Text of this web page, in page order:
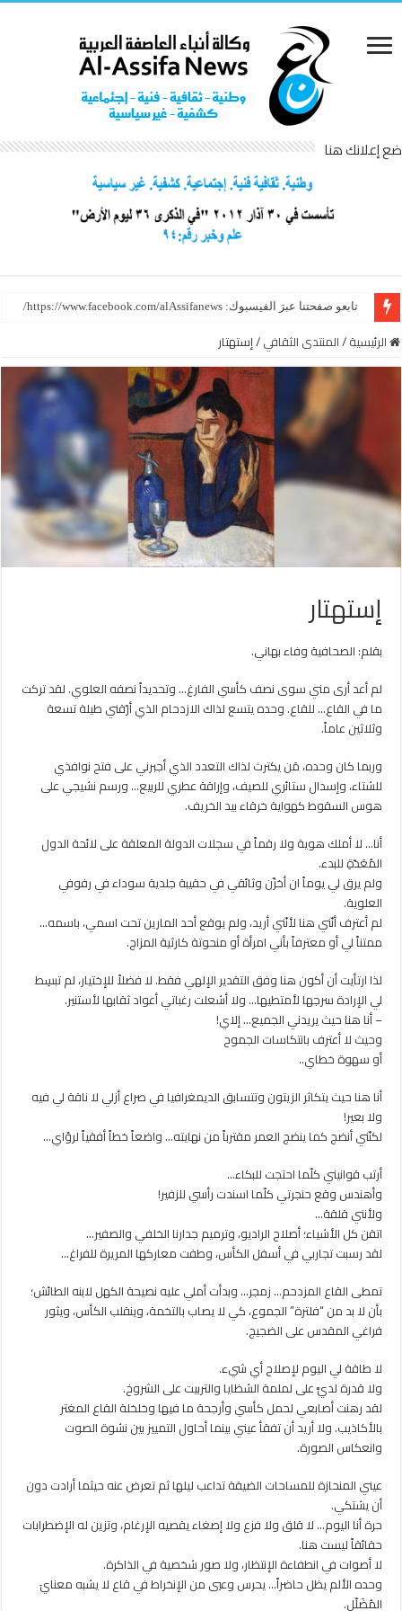
ضع إعلانك هنا
تابعو صفحتنا عبرَ الفيسبوك: https://www.facebook.com/alAssifanews/
الرئيسية/المنتدى الثقافي/إستهتار
إستهتار
بقلم: الصحافية وفاء بهاني.
لم أعد أرى مني سوى نصف كأسي الفارغ… وتحديداً نصفه العلوي. لقد تركت
ما في القاع… للقاع. وحده يتسع لذاك الازدحام الذي أرّقني طيلة تسعة
وثلاثين عاماً.
وربما كان وحده، مَن يكترث لذاك التعدد الذي أجبرني على فتح نوافذي
للشتاء، وإسدال ستائري للصيف، وإراقة عطري للربيع… ورسم نشيجي على
هوس السقوط كهواية خرقاء بيد الخريف.
أنا… لا أملك هوية ولا رقماً في سجلات الدولة المعلقة على لائحة الدول
المُعَدّةِ للبدء.
ولم يرق لي يوماً ان أخزّن وثائقي في حقيبة جلدية سوداء في رفوفي
العلوية.
لم أعترف أنّني هنا لأنّني أريد، ولم يوقع أحد المارين تحت اسمي، باسمه…
ممتناً لي أو معترفاً بأني امرأة أو منحوتة كارثية المزاج.
لذا ارتأيت أن أكون هنا وفق التقدير الإلهي فقط. لا فضلاً للإختيار، لم تبسِط
لي الإرادة سرجها لأمتطيها… ولا أشعلت رغباتي أعواد ثقابها لأستنير.
– أنا هنا حيث يريدني الجميع… إلاي!
وحيث لا أعترف بانتكاسات الجموح
أو سهوة خطاي..
أنا هنا حيث يتكاثر الزيتون وتتسابق الديمغرافيا في صراع أزلي لا ناقة لي فيه
ولا بعير!
لكنّني أنضج كما ينضج العمر مقترباً من نهايته… واضعاً خطاً أفقياً لرؤاي…
أرتب قوانيني كلّما احتجت للبكاء…
وأهندس وقع حنجرتي كلّما اسندت رأسي للزفير!
ولأنني قلقة…
اتقن كل الأشياء؛ أصلاح الراديو، وترميم جدارنا الخلفي والصفير…
لقد رسبت تجاربي في أسفل الكأس، وطفت معاركها المريرة للفراغ…
تمطى القاع المزدحم… زمجر… وبدأت أملي عليه نصيحة الكهل لابنه الطائش؛
بأن لا بد من “فلترة” الجموع، كي لا يصاب بالتخمة، وينقلب الكأس، ويثور
فراغي المقدس على الضجيج.
لا طاقة لي اليوم لإصلاح أي شيء.
ولا قدرة لديَّ على لملمة الشظايا والتربيت على الشروخ.
لقد رهنت أصابعي لحمل كأسي وأرجحة ما فيها وخلخلة القاع المغتر
بالأكاذيب. ولا أريد أن تفقأ عيني بينما أحاول التمييز بين نشوة الصوت
وانعكاس الصورة.
عيني المنحازة للمساحات الضيقة تداعب ليلها ثم تعرض عنه حيثما أرادت دون
أن يشتكي.
حرة أنا اليوم… لا قلق ولا فزع ولا إصغاء يقصيه الإرغام، وتزين له الإضطرابات
حقائقاً ليست هنا.
لا أصوات في انطفاءة الإنتظار، ولا صور شخصية في الذاكرة.
وحده الألم يظل حاضراً… يحرس وعيي من الإنخراط في قاع لا يشبه معنايَ
المُضَلّل.